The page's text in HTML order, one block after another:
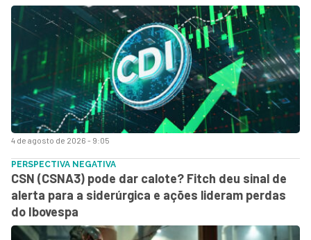
4 de agosto de 2026 - 9:05
PERSPECTIVA NEGATIVA
CSN (CSNA3) pode dar calote? Fitch deu sinal de
alerta para a siderúrgica e ações lideram perdas
do Ibovespa